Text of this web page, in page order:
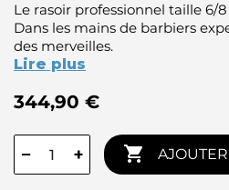
Le rasoir professionnel taille 6/
Dans les mains de barbiers
des merveilles.
Lire plus
344,90 €
− + 